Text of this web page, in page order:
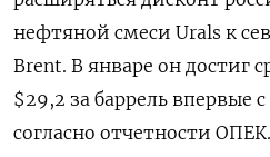
нефтяной смеси Urals к
Brent. В январе он достиг
$29,2 за баррель впервые
согласно отчетности ОПЕК.